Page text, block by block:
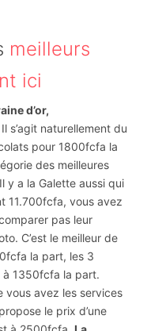
meilleurs
ici
d’or,
s’agit naturellement du
pour 1800fcfa la
des meilleures
y a la Galette aussi qui
11.700fcfa, vous avez
pas leur
C’est le meilleur de
la part, les 3
1350fcfa la part.
vous avez les services
le prix d’une